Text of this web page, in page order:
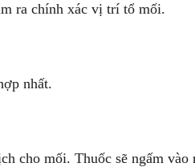
ra chính xác vị trí tổ mối.
nhất.
cho mối. Thuốc sẽ ngấm vào